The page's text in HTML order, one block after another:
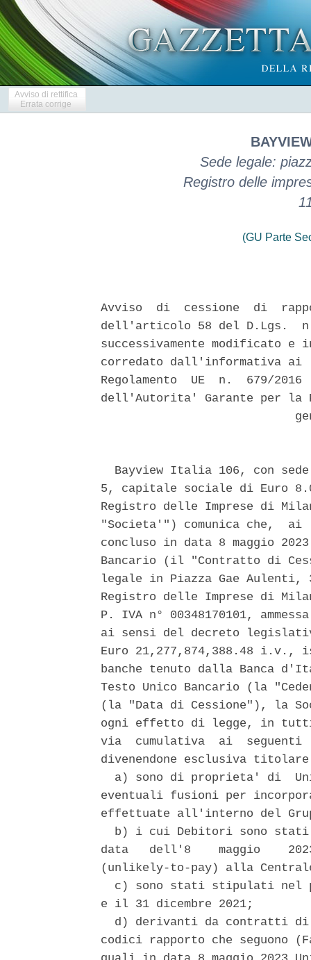
Avviso di rettifica
Errata corrige
Sede legale:
Registro delle
(GU Parte